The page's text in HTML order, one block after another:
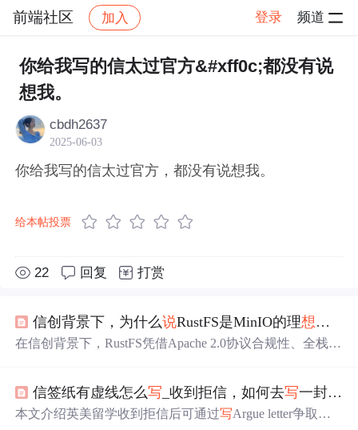
前端社区 加入 登录 频道
社区 前端社区 感慨 帖子详情
你给我写的信太过官方&#xff0c;都没有说
想我。
cbdh2637
2025-06-03
你给我写的信太过官方，都没有说想我。
给本帖投票
22 回复 打赏
信创背景下，为什么说RustFS是MinIO的理想 替代
在信创背景下，RustFS凭借Apache 2.0协议合规性、全栈国
在政务云与金融场景落地验证，有效降低存储TCO并提升
安全性。
信签纸有虚线怎么写 _收到拒信，如何去写一封Argue letter？
本文介绍英美留学收到拒信后可通过写Argue letter争取录